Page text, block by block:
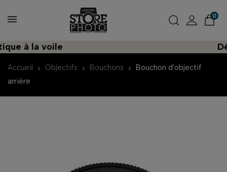
0
à la voile
Accueil Objectifs Bouchons
Bouchon d'objectif
arrière